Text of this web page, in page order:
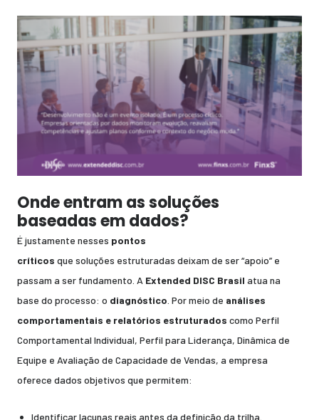
Onde entram as soluções
baseadas em dados?
É justamente nesses pontos
críticos que soluções estruturadas deixam de ser “apoio” e
passam a ser fundamento. A Extended DISC Brasil atua na
base do processo: o diagnóstico . Por meio de análises
comportamentais e relatórios estruturados como Perfil
Comportamental Individual, Perfil para Liderança, Dinâmica de
Equipe e Avaliação de Capacidade de Vendas, a empresa
oferece dados objetivos que permitem:
Identificar lacunas reais antes da definição da trilha.